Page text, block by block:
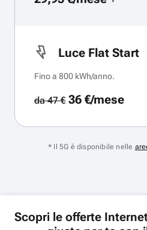
Luce Flat Start
Fino a 800 kWh/anno.
da 47 €36 €/mese
* Il 5G è disponibile nelle
Scopri le offerte